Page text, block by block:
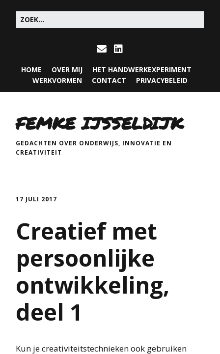
HOME OVER MIJ
HET HANDWERKEXPERIMENT
WERKVORMEN
CONTACT PRIVACYBELEID
FEMKE IJSSELDIJK
GEDACHTEN OVER ONDERWIJS, INNOVATIE EN
CREATIVITEIT
17 JULI 2017
Creatief met
persoonlijke
ontwikkeling,
deel 1
Kun je creativiteitstechnieken ook gebruiken